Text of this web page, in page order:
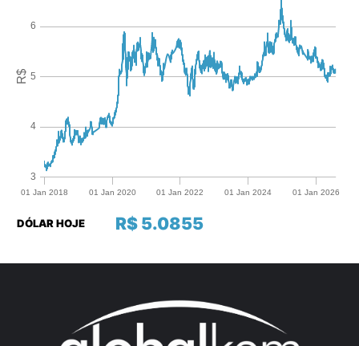
R$ 5.0855
DÓLAR HOJE